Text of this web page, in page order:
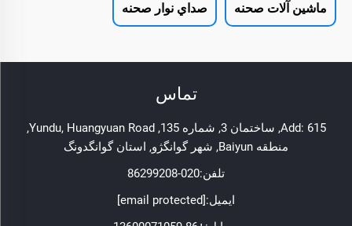
ماشین آلات صحنه صداي نوار صحنه
تماس
Add: 615, ساختمان 3, شماره 135, Yundu, Huangyuan Road,
منطقه Baiyun, شهر گوانگژو, استان گوانگدونگ
تلفن:020-86299208
ایمیل:[email protected]